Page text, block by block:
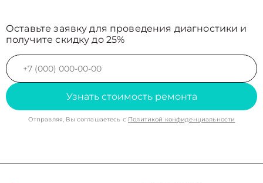
Оставьте заявку для проведения диагностики и
получите скидку до 25%
Узнать стоимость ремонта
Отправляя, Вы соглашаетесь с Политикой конфиденциальности